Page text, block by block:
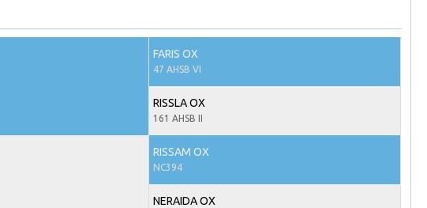
FARIS OX
47 AHSB VI
RISSLA OX
161 AHSB II
RISSAM OX
NC394
NERAIDA OX